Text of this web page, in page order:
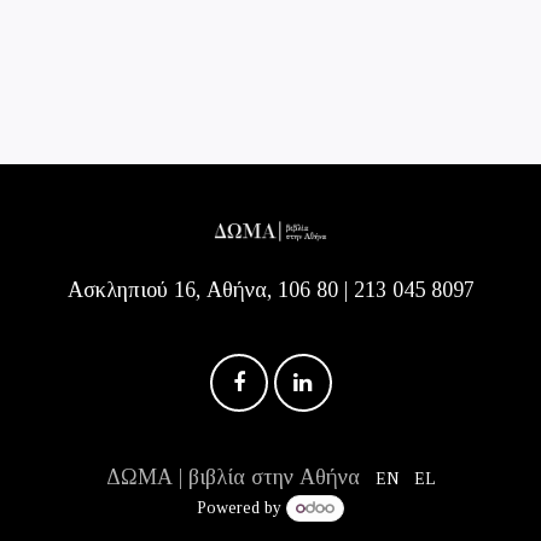
Ασκληπιού 16, Αθήνα, 106 80 | 213 045 8097
ΔΩΜΑ | βιβλία στην Αθήνα EN
EL
Powered by